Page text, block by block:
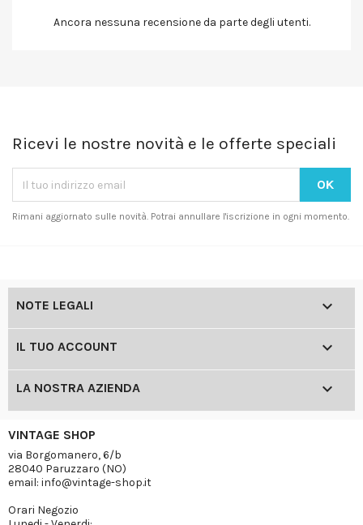
Ancora nessuna recensione da parte degli utenti.
Ricevi le nostre novità e le offerte speciali
Rimani aggiornato sulle novità. Potrai annullare l'iscrizione in ogni momento.
NOTE LEGALI 
IL TUO ACCOUNT 
LA NOSTRA AZIENDA 
VINTAGE SHOP
via Borgomanero, 6/b
28040 Paruzzaro (NO)
email: info@vintage-shop.it
Orari Negozio